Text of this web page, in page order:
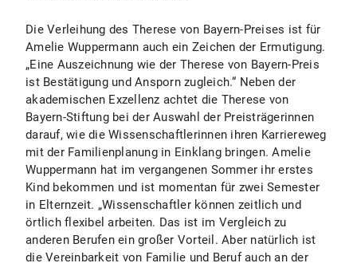
Die Verleihung des Therese von Bayern-Preises ist für
Amelie Wuppermann auch ein Zeichen der Ermutigung.
„Eine Auszeichnung wie der Therese von Bayern-Preis
ist Bestätigung und Ansporn zugleich.“ Neben der
akademischen Exzellenz achtet die Therese von
Bayern-Stiftung bei der Auswahl der Preisträgerinnen
darauf, wie die Wissenschaftlerinnen ihren Karriereweg
mit der Familienplanung in Einklang bringen. Amelie
Wuppermann hat im vergangenen Sommer ihr erstes
Kind bekommen und ist momentan für zwei Semester
in Elternzeit. „Wissenschaftler können zeitlich und
örtlich flexibel arbeiten. Das ist im Vergleich zu
anderen Berufen ein großer Vorteil. Aber natürlich ist
die Vereinbarkeit von Familie und Beruf auch an der